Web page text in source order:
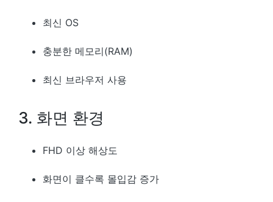
최신 OS
충분한 메모리(RAM)
최신 브라우저 사용
3. 화면 환경
FHD 이상 해상도
화면이 클수록 몰입감 증가